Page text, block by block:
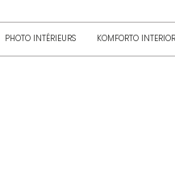
PHOTO INTÉRIEURS KOMFORTO INTERIOR